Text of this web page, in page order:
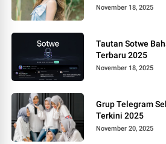
November 18, 2025
Tautan Sotwe
Terbaru 2025
November 18, 2025
Grup Telegram
Terkini 2025
November 20, 2025